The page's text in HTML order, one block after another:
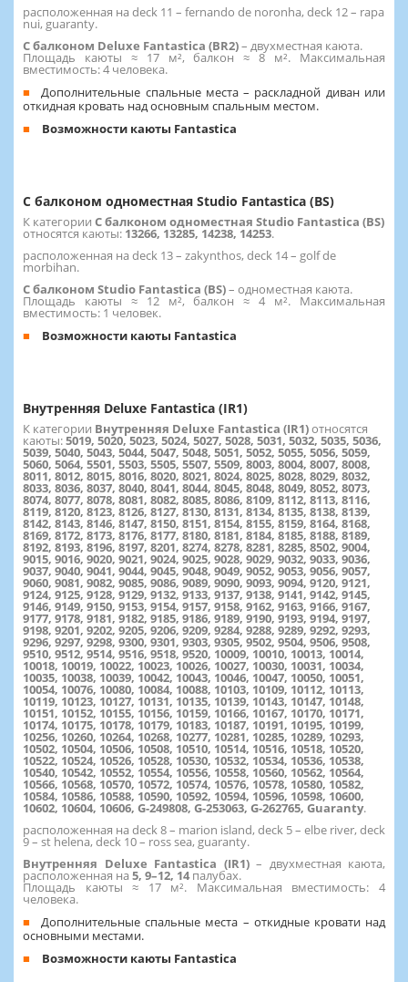
расположенная на deck 11 – fernando de noronha, deck 12 – rapa
nui, guaranty.
С балконом Deluxe Fantastica (BR2)– двухместная каюта.
Площадь каюты ≈ 17 м², балкон ≈ 8 м². Максимальная
вместимость: 4 человека.
Дополнительные спальные места – раскладной диван или
откидная кровать над основным спальным местом.
Возможности каюты Fantastica
С балконом одноместная Studio Fantastica (BS)
К категории С балконом одноместная Studio Fantastica (BS)
относятся каюты: 13266, 13285, 14238, 14253.
расположенная на deck 13 – zakynthos, deck 14 – golf de
morbihan.
С балконом Studio Fantastica (BS)– одноместная каюта.
Площадь каюты ≈ 12 м², балкон ≈ 4 м². Максимальная
вместимость: 1 человек.
Возможности каюты Fantastica
Внутренняя Deluxe Fantastica (IR1)
К категории Внутренняя Deluxe Fantastica (IR1)относятся
каюты:5019, 5020, 5023, 5024, 5027, 5028, 5031, 5032, 5035, 5036,
5039, 5040, 5043, 5044, 5047, 5048, 5051, 5052, 5055, 5056, 5059,
5060, 5064, 5501, 5503, 5505, 5507, 5509, 8003, 8004, 8007, 8008,
8011, 8012, 8015, 8016, 8020, 8021, 8024, 8025, 8028, 8029, 8032,
8033, 8036, 8037, 8040, 8041, 8044, 8045, 8048, 8049, 8052, 8073,
8074, 8077, 8078, 8081, 8082, 8085, 8086, 8109, 8112, 8113, 8116,
8119, 8120, 8123, 8126, 8127, 8130, 8131, 8134, 8135, 8138, 8139,
8142, 8143, 8146, 8147, 8150, 8151, 8154, 8155, 8159, 8164, 8168,
8169, 8172, 8173, 8176, 8177, 8180, 8181, 8184, 8185, 8188, 8189,
8192, 8193, 8196, 8197, 8201, 8274, 8278, 8281, 8285, 8502, 9004,
9015, 9016, 9020, 9021, 9024, 9025, 9028, 9029, 9032, 9033, 9036,
9037, 9040, 9041, 9044, 9045, 9048, 9049, 9052, 9053, 9056, 9057,
9060, 9081, 9082, 9085, 9086, 9089, 9090, 9093, 9094, 9120, 9121,
9124, 9125, 9128, 9129, 9132, 9133, 9137, 9138, 9141, 9142, 9145,
9146, 9149, 9150, 9153, 9154, 9157, 9158, 9162, 9163, 9166, 9167,
9177, 9178, 9181, 9182, 9185, 9186, 9189, 9190, 9193, 9194, 9197,
9198, 9201, 9202, 9205, 9206, 9209, 9284, 9288, 9289, 9292, 9293,
9296, 9297, 9298, 9300, 9301, 9303, 9305, 9502, 9504, 9506, 9508,
9510, 9512, 9514, 9516, 9518, 9520, 10009, 10010, 10013, 10014,
10018, 10019, 10022, 10023, 10026, 10027, 10030, 10031, 10034,
10035, 10038, 10039, 10042, 10043, 10046, 10047, 10050, 10051,
10054, 10076, 10080, 10084, 10088, 10103, 10109, 10112, 10113,
10119, 10123, 10127, 10131, 10135, 10139, 10143, 10147, 10148,
10151, 10152, 10155, 10156, 10159, 10166, 10167, 10170, 10171,
10174, 10175, 10178, 10179, 10183, 10187, 10191, 10195, 10199,
10256, 10260, 10264, 10268, 10277, 10281, 10285, 10289, 10293,
10502, 10504, 10506, 10508, 10510, 10514, 10516, 10518, 10520,
10522, 10524, 10526, 10528, 10530, 10532, 10534, 10536, 10538,
10540, 10542, 10552, 10554, 10556, 10558, 10560, 10562, 10564,
10566, 10568, 10570, 10572, 10574, 10576, 10578, 10580, 10582,
10584, 10586, 10588, 10590, 10592, 10594, 10596, 10598, 10600,
10602, 10604, 10606, G-249808, G-253063, G-262765, Guaranty.
расположенная на deck 8 – marion island, deck 5 – elbe river, deck
9 – st helena, deck 10 – ross sea, guaranty.
Внутренняя Deluxe Fantastica (IR1) – двухместная каюта,
расположенная на 5, 9–12, 14палубах.
Площадь каюты ≈ 17 м². Максимальная вместимость: 4
человека.
Дополнительные спальные места – откидные кровати над
основными местами.
Возможности каюты Fantastica